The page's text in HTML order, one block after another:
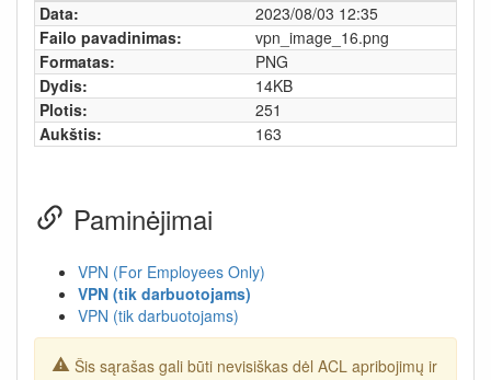
Data:
2023/08/03 12:35
Failo pavadinimas:
vpn_image_16.png
Formatas:
PNG
Dydis:
14KB
Plotis:
251
Aukštis:
163
Paminėjimai
VPN (For Employees Only)
VPN (tik darbuotojams)
VPN (tik darbuotojams)
Šis sąrašas gali būti nevisiškas dėl ACL apribojimų ir